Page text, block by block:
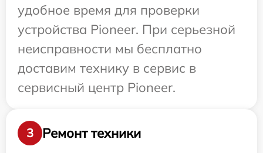
удобное время для проверки
устройства Pioneer. При серьезной
неисправности мы бесплатно
доставим технику в сервис в
сервисный центр Pioneer.
3
Ремонт техники